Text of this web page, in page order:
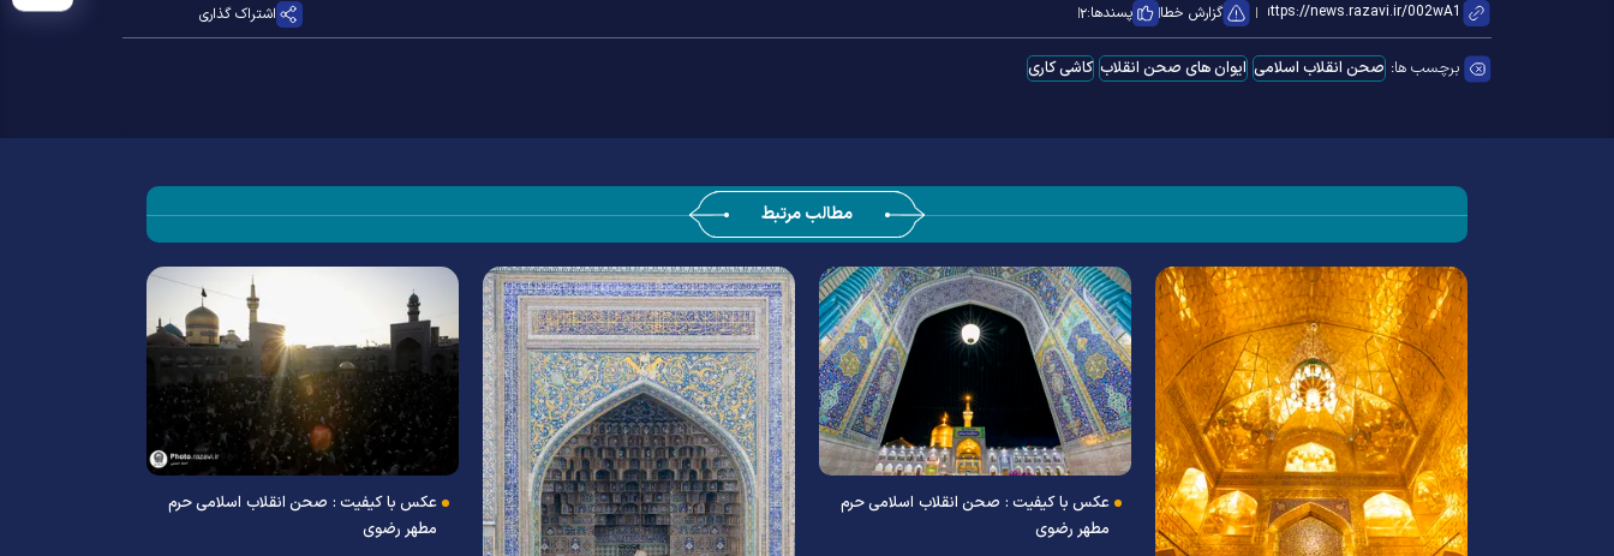
گزارش خطا پسندها:۲ اشتراک گذاری
برچسب ها: صحن انقلاب اسلامی ایوان‌ های صحن انقلاب کاشی کاری
مطالب مرتبط
عکس با کیفیت : صحن انقلاب اسلامی حرم
مطهر رضوی
عکس با کیفیت : صحن انقلاب اسلامی حرم
مطهر رضوی